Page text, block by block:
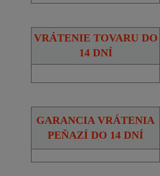
VRÁTENIE TOVARU DO
14 DNÍ
GARANCIA VRÁTENIA
PEŇAZÍ DO 14 DNÍ